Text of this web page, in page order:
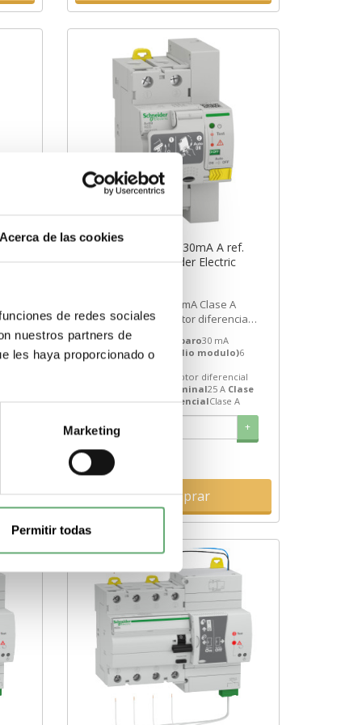
Acerca de las cookies
de redes sociales
nuestros partners de
les haya proporcionado o
Marketing
Permitir todas
6
Acti9 RED 2P 25A 30mA A ref.
A9CR1225 Schneider Electric
Acti9 RED 6 Interruptor diferencial
(RCCB) de Schneider Electric ref....
Sensibilidad de disparo30 mA
Pasos de 9mm (medio modulo)6
Interruptor diferencial
Corriente nominal25 A Clase
de protección diferencialClase A
- +
Comprar